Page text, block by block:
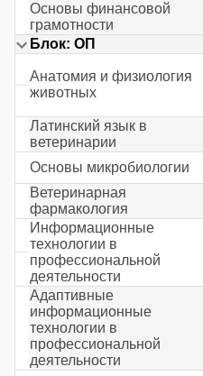
Основы финансовой
грамотности
Блок: ОП
Анатомия и физиология
животных
Латинский язык в
ветеринарии
Основы микробиологии
Ветеринарная
фармакология
Информационные
технологии в
профессиональной
деятельности
Адаптивные
информационные
технологии в
профессиональной
деятельности